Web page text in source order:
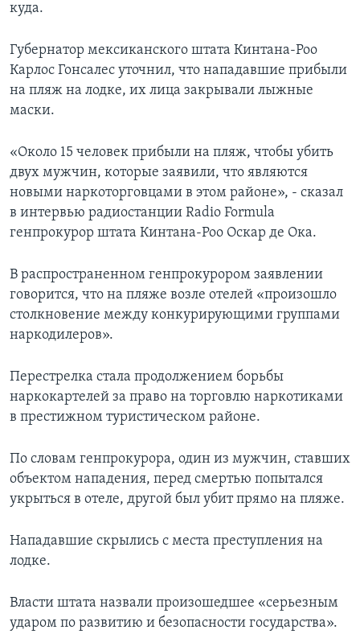
куда.
Губернатор мексиканского штата Кинтана-Роо
Карлос Гонсалес уточнил, что нападавшие прибыли
на пляж на лодке, их лица закрывали лыжные
маски.
«Около 15 человек прибыли на пляж, чтобы убить
двух мужчин, которые заявили, что являются
новыми наркоторговцами в этом районе», - сказал
в интервью радиостанции Radio Formula
генпрокурор штата Кинтана-Роо Оскар де Ока.
В распространенном генпрокурором заявлении
говорится, что на пляже возле отелей «произошло
столкновение между конкурирующими группами
наркодилеров».
Перестрелка стала продолжением борьбы
наркокартелей за право на торговлю наркотиками
в престижном туристическом районе.
По словам генпрокурора, один из мужчин, ставших
объектом нападения, перед смертью попытался
укрыться в отеле, другой был убит прямо на пляже.
Нападавшие скрылись с места преступления на
лодке.
Власти штата назвали произошедшее «серьезным
ударом по развитию и безопасности государства».